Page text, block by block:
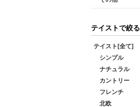
テイストで絞る
テイスト[全て]
シンプル
ナチュラル
カントリー
フレンチ
北欧